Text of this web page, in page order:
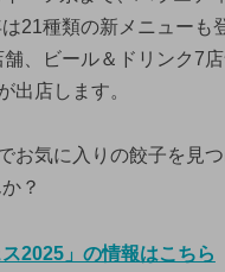
21種類の新メニューも
、ビール＆ドリンク7
出店します。
お気に入りの餃子を見
？
ス2025」の情報はこちら